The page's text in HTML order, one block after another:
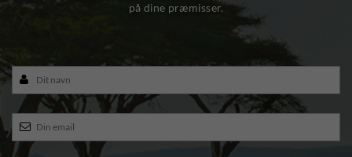
på dine præmisser.